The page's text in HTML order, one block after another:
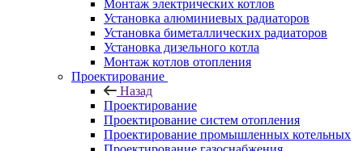
Монтаж электрических котлов
Установка алюминиевых радиаторов
Установка биметаллических радиаторов
Установка дизельного котла
Монтаж котлов отопления
Проектирование
Назад
Проектирование
Проектирование систем отопления
Проектирование промышленных котельных